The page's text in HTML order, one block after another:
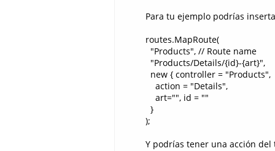
Para tu ejemplo podrías
routes.MapRoute(
"Products", // Route name
"Products/Details/{id}-{art}",
new { controller = "Products",
action = "Details",
art="", id = ""
}
);
Y podrías tener una acción del